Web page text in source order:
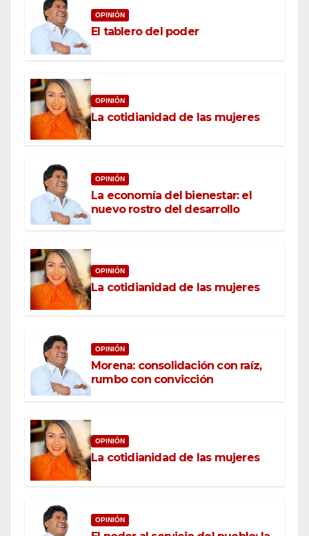
OPINIÓN
El tablero del poder
OPINIÓN
La cotidianidad de las mujeres
OPINIÓN
La economía del bienestar: el
nuevo rostro del desarrollo
OPINIÓN
La cotidianidad de las mujeres
OPINIÓN
Morena: consolidación con raíz,
rumbo con convicción
OPINIÓN
La cotidianidad de las mujeres
OPINIÓN